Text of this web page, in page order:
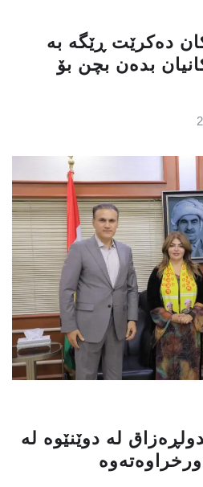
دەکرێت ڕێگە بە
بدەن بچن بۆ
له‌ دوێنێوه‌ له‌